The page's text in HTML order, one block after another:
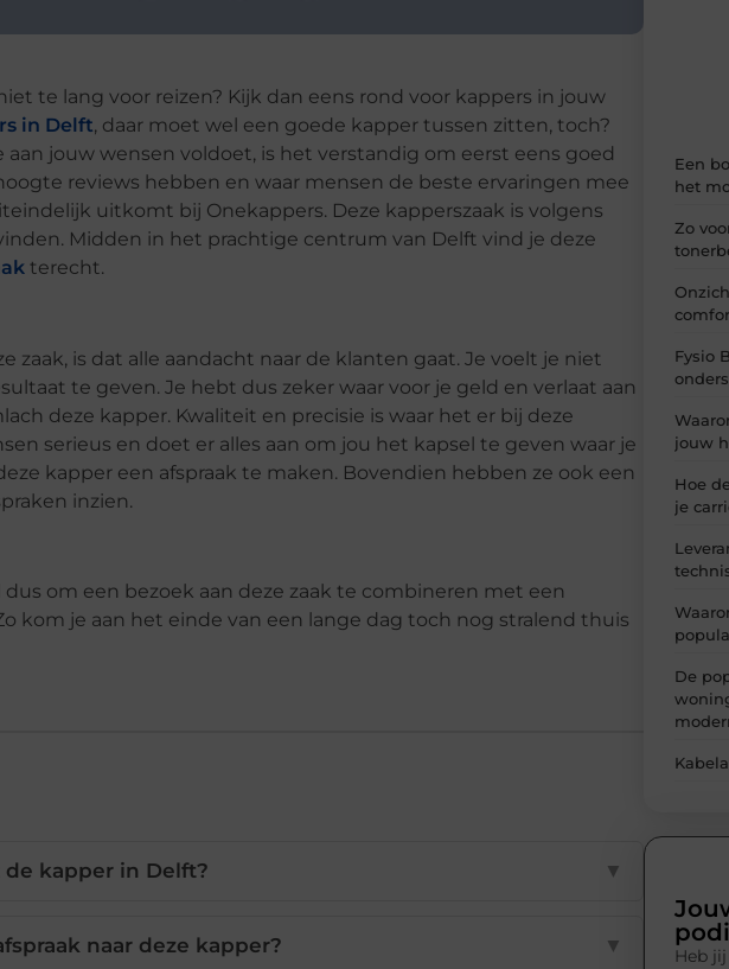
te lang voor reizen? Kijk dan eens rond voor kappers in jouw
in Delft, daar moet wel een goede kapper tussen zitten, toch?
jouw wensen voldoet, is het verstandig om eerst eens goed
reviews hebben en waar mensen de beste ervaringen mee
uitkomt bij Onekappers. Deze kapperszaak is volgens
Midden in het prachtige centrum van Delft vind je deze
terecht.
zaak, is dat alle aandacht naar de klanten gaat. Je voelt je niet
te geven. Je hebt dus zeker waar voor je geld en verlaat aan
deze kapper. Kwaliteit en precisie is waar het er bij deze
serieus en doet er alles aan om jou het kapsel te geven waar je
kapper een afspraak te maken. Bovendien hebben ze ook een
inzien.
om een bezoek aan deze zaak te combineren met een
kom je aan het einde van een lange dag toch nog stralend thuis
de kapper in Delft? ▼
naar deze kapper? ▼
Een
het
Zo
Fysio
jouw
Hoe
je
De
Heb